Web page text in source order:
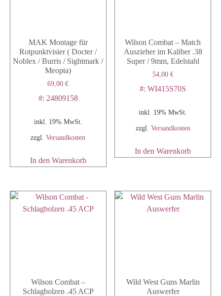
MAK Montage für
Rotpunktvisier ( Docter /
Noblex / Burris / Sightmark /
Meopta)
69,00€
#: 24809158
inkl. 19% MwSt.
zzgl.Versandkosten
In den Warenkorb
Wilson Combat – Match
Auszieher im Kaliber .38
Super / 9mm, Edelstahl
54,00 €
#: WI415S70S
inkl. 19% MwSt.
zzgl. Versandkosten
In den Warenkorb
Wilson Combat –
Schlagbolzen .45 ACP
Wild West Guns Marlin
Auswerfer